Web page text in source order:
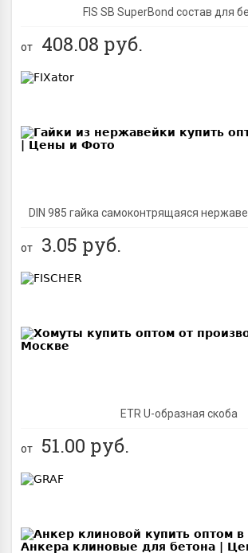
FIS SB SuperBond состав для
от 408.08 руб.
DIN 985 гайка самоконтрящаяся
от 3.05 руб.
ETR U-образная скоба
от 51.00 руб.